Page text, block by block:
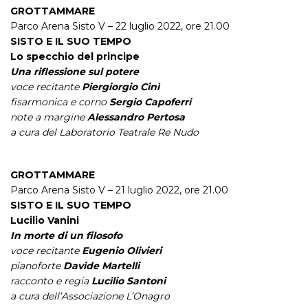
GROTTAMMARE
Parco Arena Sisto V – 22 luglio 2022, ore 21.00
SISTO E IL SUO TEMPO
Lo specchio del principe
Una riflessione sul potere
voce recitante Piergiorgio Cinì
fisarmonica e corno Sergio Capoferri
note a margineAlessandro Pertosa
a cura del Laboratorio Teatrale Re Nudo
GROTTAMMARE
Parco Arena Sisto V – 21 luglio 2022, ore 21.00
SISTO E IL SUO TEMPO
Lucilio Vanini
In morte di un filosofo
voce recitante Eugenio Olivieri
pianoforte Davide Martelli
racconto e regia Lucilio Santoni
a cura dell’Associazione L’Onagro